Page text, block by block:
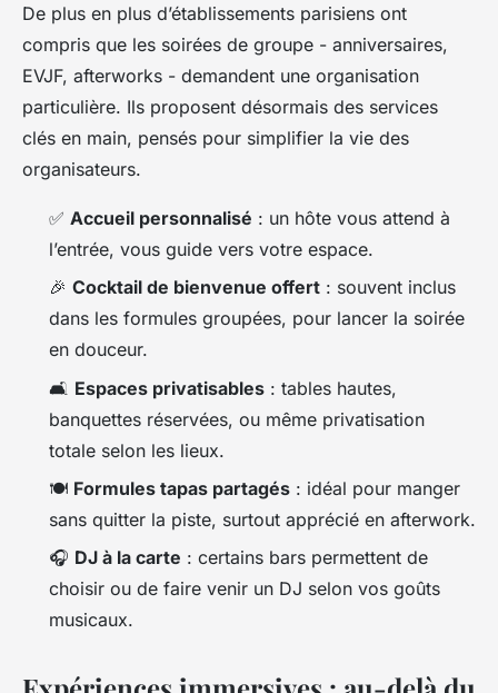
De plus en plus d’établissements parisiens ont
compris que les soirées de groupe - anniversaires,
EVJF, afterworks - demandent une organisation
particulière. Ils proposent désormais des services
clés en main, pensés pour simplifier la vie des
organisateurs.
✅ Accueil personnalisé : un hôte vous attend à
l’entrée, vous guide vers votre espace.
🎉 Cocktail de bienvenue offert : souvent inclus
dans les formules groupées, pour lancer la soirée
en douceur.
🛋️ Espaces privatisables : tables hautes,
banquettes réservées, ou même privatisation
totale selon les lieux.
🍽️ Formules tapas partagés : idéal pour manger
sans quitter la piste, surtout apprécié en afterwork.
🎧 DJ à la carte : certains bars permettent de
choisir ou de faire venir un DJ selon vos goûts
musicaux.